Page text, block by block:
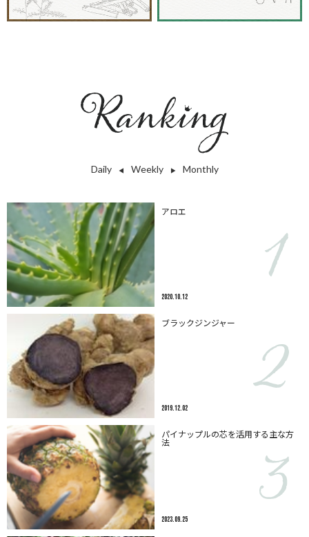
Daily ◀︎ Weekly ▶︎ Monthly
アロエ
2020.10.12
ブラックジンジャー
2019.12.02
パイナップルの芯を活用する主な方
法
2023.09.25